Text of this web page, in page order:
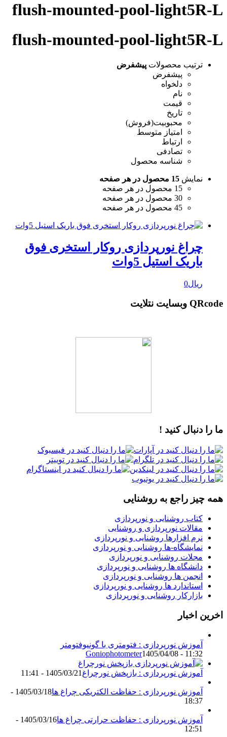
flush-mounted-pool-light5R-L
flush-mounted-pool-light5R-L
ترتیب محصولات پیشفرض
پیشفرض
دلخواه
نام
قیمت
تاریخ
محبوبیت(فروش)
امتیاز متوسط
ارتباط
تصادفی
شناسه محصول
نمایش 15 محصول در هر صفحه
15 محصول در هر صفحه
30 محصول در هر صفحه
45 محصول در هر صفحه
چراغ نورپردازی روکار استخری فوق
باریک استیل 5وات
ریال0
QRcode وبسایت نتلایت
ما را دنبال کنید !
همه چیز راجع به روشنایی
کتاب روشنایی و نورپردازی
مقالات نورپردازی و روشنایی
نرم افزارها روشنایی و نورپردازی
نمایشگاه-ها روشنایی و نورپردازی
مجلات روشنایی و نورپردازی
دانشگاه ها روشنایی و نورپردازی
انجمن ها روشنایی و نورپردازی
استاندارد ها روشنایی و نورپردازی
بازارکار روشنایی و نورپردازی
اخرین اخبار
آموزش نورپردازی : فتومتری با گونیوفتومتر
Goniophotometer1405/04/08 - 11:32
آموزش نورپردازی : بازپخش نورچراغ 1405/03/21 - 11:41
آموزش نورپردازی : حفاظت الکتریکی چراغ ها
1405/03/18 -
18:37
آموزش نورپردازی : حفاظت حرارتی چراغ ها
1405/03/16 -
12:51